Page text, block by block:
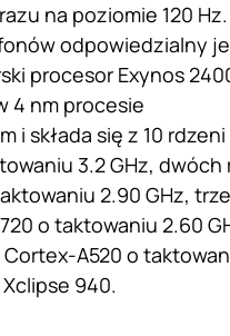
na poziomie 120 Hz.
odpowiedzialny
procesor Exynos
4 nm procesie
i składa się z 10 rdzeni
3.2 GHz, dwóch
2.90 GHz,
o taktowaniu 2.60
A520 o
940.